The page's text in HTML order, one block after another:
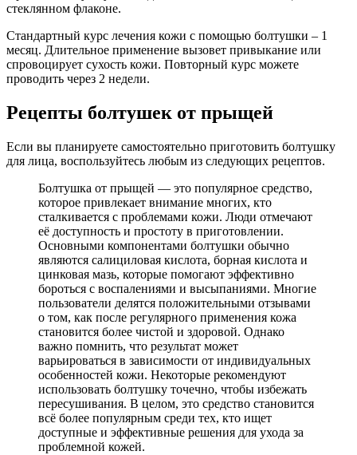
стеклянном флаконе.
Стандартный курс лечения кожи с помощью болтушки – 1
месяц. Длительное применение вызовет привыкание или
спровоцирует сухость кожи. Повторный курс можете
проводить через 2 недели.
Рецепты болтушек от прыщей
Если вы планируете самостоятельно приготовить болтушку
для лица, воспользуйтесь любым из следующих рецептов.
Болтушка от прыщей — это популярное средство,
которое привлекает внимание многих, кто
сталкивается с проблемами кожи. Люди отмечают
её доступность и простоту в приготовлении.
Основными компонентами болтушки обычно
являются салициловая кислота, борная кислота и
цинковая мазь, которые помогают эффективно
бороться с воспалениями и высыпаниями. Многие
пользователи делятся положительными отзывами
о том, как после регулярного применения кожа
становится более чистой и здоровой. Однако
важно помнить, что результат может
варьироваться в зависимости от индивидуальных
особенностей кожи. Некоторые рекомендуют
использовать болтушку точечно, чтобы избежать
пересушивания. В целом, это средство становится
всё более популярным среди тех, кто ищет
доступные и эффективные решения для ухода за
проблемной кожей.